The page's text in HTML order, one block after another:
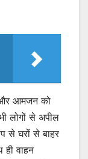
आमजन को
लोगों से अपील
से घरों से बाहर
वाहन